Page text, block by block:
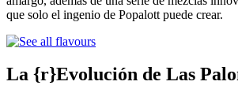
que solo el ingenio de Popalott puede crear.
La {r}Evolución de Las